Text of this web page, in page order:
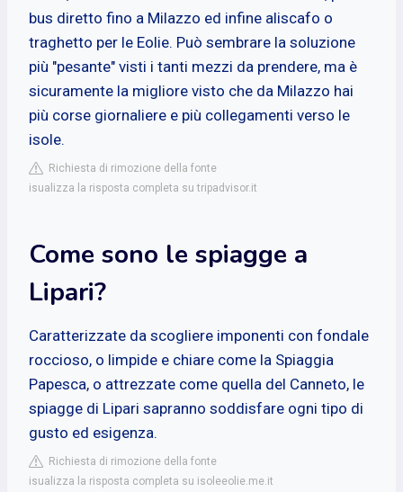
bus diretto fino a Milazzo ed infine aliscafo o
traghetto per le Eolie. Può sembrare la soluzione
più "pesante" visti i tanti mezzi da prendere, ma è
sicuramente la migliore visto che da Milazzo hai
più corse giornaliere e più collegamenti verso le
isole.
Richiesta di rimozione della fonte
isualizza la risposta completa su tripadvisor.it
Come sono le spiagge a
Lipari?
Caratterizzate da scogliere imponenti con fondale
roccioso, o limpide e chiare come la Spiaggia
Papesca, o attrezzate come quella del Canneto, le
spiagge di Lipari sapranno soddisfare ogni tipo di
gusto ed esigenza.
Richiesta di rimozione della fonte
isualizza la risposta completa su isoleeolie.me.it